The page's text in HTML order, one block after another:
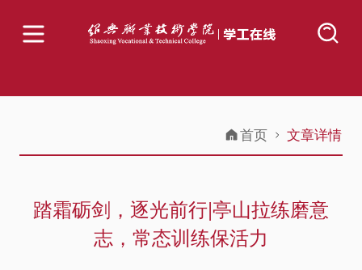
首页 文章详情
踏霜砺剑，逐光前行|亭山拉练磨意
志，常态训练保活力